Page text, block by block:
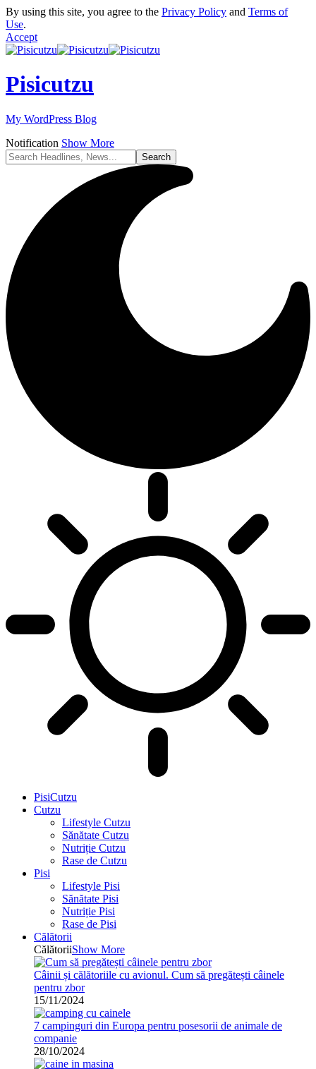
By using this site, you agree to the Privacy Policy and Terms of
Use.
Accept
Pisicutzu
My WordPress Blog
Notification Show More
PisiCutzu
Cutzu
Lifestyle Cutzu
Sănătate Cutzu
Nutriție Cutzu
Rase de Cutzu
Pisi
Lifestyle Pisi
Sănătate Pisi
Nutriție Pisi
Rase de Pisi
Călătorii
CălătoriiShow More
Câinii și călătoriile cu avionul. Cum să pregătești câinele
pentru zbor
15/11/2024
7 campinguri din Europa pentru posesorii de animale de
companie
28/10/2024